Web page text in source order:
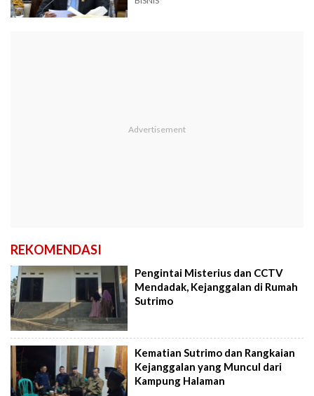
REKOMENDASI
Pengintai Misterius dan CCTV
Mendadak, Kejanggalan di Rumah
Sutrimo
Kematian Sutrimo dan Rangkaian
Kejanggalan yang Muncul dari
Kampung Halaman